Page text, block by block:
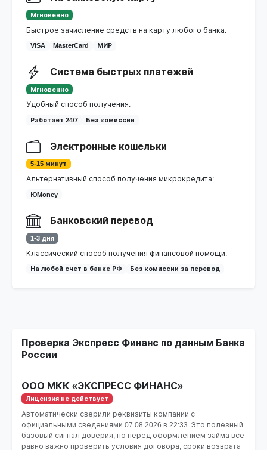
Мгновенно
Быстрое зачисление средств на карту любого банка:
VISA MasterCard МИР
Система быстрых платежей
Мгновенно
Удобный способ получения:
Работает 24/7 Без комиссии
Электронные кошельки
5-15 минут
Альтернативный способ получения микрокредита:
ЮMoney
Банковский перевод
1-3 дня
Классический способ получения финансовой помощи:
На любой счет в банке РФ Без комиссии за перевод
Проверка Экспресс Финанс по данным Банка
России
ООО МКК «ЭКСПРЕСС ФИНАНС»
Лицензия не действует
Автоматически сверили реквизиты компании с
официальными сведениями 07.08.2026 в 22:33 . Это полезный
базовый сигнал доверия, но перед оформлением займа все
равно важно проверить условия договора, сроки возврата